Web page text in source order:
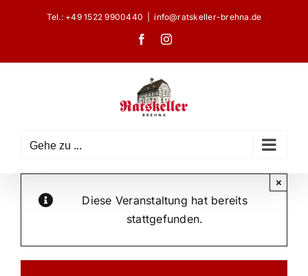
Tel.: +49 1522 9900440 info@ratskeller-brehna.de
FacebookInstagram
Gehe zu ...
Diese Veranstaltung hat bereits
stattgefunden.
×